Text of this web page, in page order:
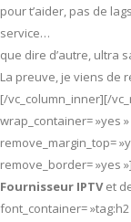
pour t’aider, pas de
service…
que dire d’autre, ultra
La preuve, je viens de
[/vc_column_inner][/
wrap_container= »yes
remove_margin_top=
remove_border= »yes
Fournisseur IPTVet
font_container=